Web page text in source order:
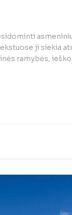
ji siekia
ramybės,